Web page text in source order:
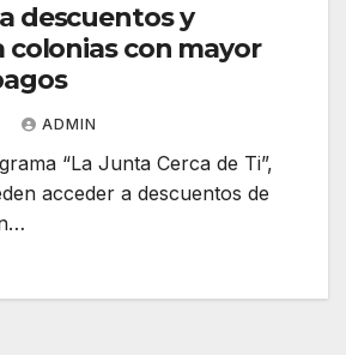
descuentos y
colonias con mayor
ADMIN
“La Junta Cerca de Ti”,
acceder a descuentos de